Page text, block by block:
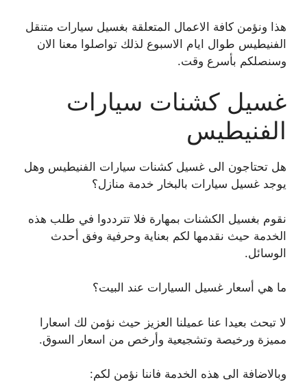
هذا ونؤمن كافة الاعمال المتعلقة بغسيل سيارات متنقل
الفنيطيس طوال ايام الاسبوع لذلك تواصلوا معنا الان
وسنصلكم بأسرع وقت.
غسيل كشنات سيارات
الفنيطيس
هل تحتاجون الى غسيل كشنات سيارات الفنيطيس وهل
يوجد غسيل سيارات بالبخار خدمة منازل؟
نقوم بغسيل الكشنات بمهارة فلا تترددوا في طلب هذه
الخدمة حيث نقدمها لكم بعناية وحرفية وفق أحدث
الوسائل.
ما هي أسعار غسيل السيارات عند البيت؟
لا تبحث بعيدا عنا عميلنا العزيز حيث نؤمن لك اسعارا
مميزة ورخيصة وتشجيعية وأرخص من اسعار السوق.
وبالاضافة الى هذه الخدمة فاننا نؤمن لكم: